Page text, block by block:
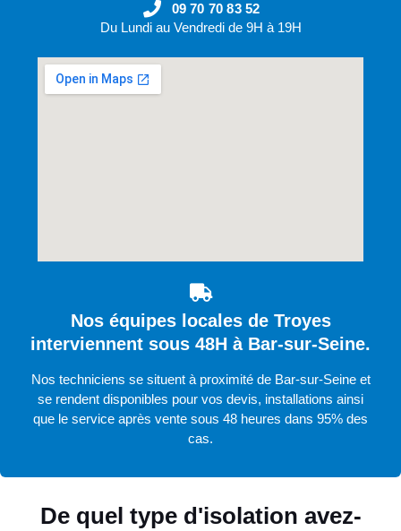
De quel type d'isolation avez-
09 70 70 83 52
Du Lundi au Vendredi de 9H à 19H
Nos équipes locales de Troyes
interviennent sous 48H à Bar-sur-Seine.
Nos techniciens se situent à proximité de Bar-sur-Seine et
se rendent disponibles pour vos devis, installations ainsi
que le service après vente sous 48 heures dans 95% des
cas.